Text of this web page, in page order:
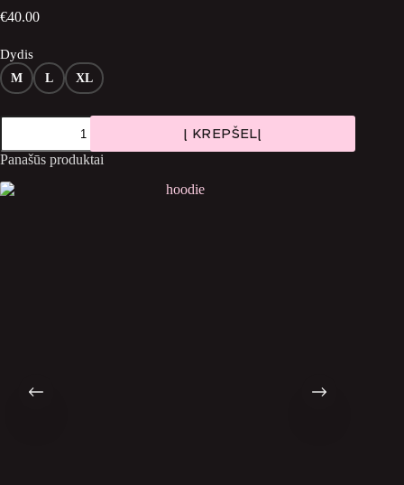
€40.00
Dydis
M L XL
produkto
SUSHI
HOODIE
Į KREPŠELĮ
Panašūs produktai